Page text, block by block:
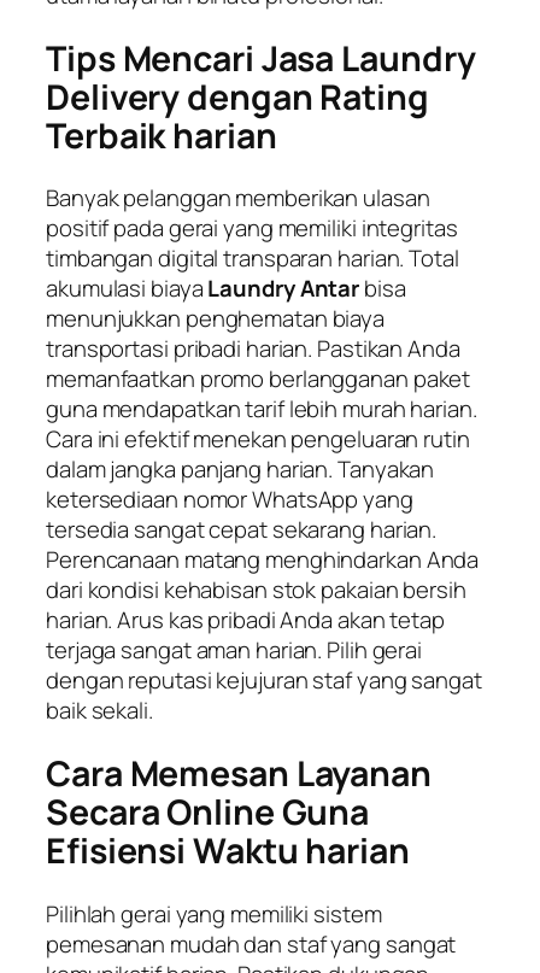
Tips Mencari Jasa Laundry
Delivery dengan Rating
Terbaik harian
Banyak pelanggan memberikan ulasan
positif pada gerai yang memiliki integritas
timbangan digital transparan harian. Total
akumulasi biayaLaundry Antarbisa
menunjukkan penghematan biaya
transportasi pribadi harian. Pastikan Anda
memanfaatkan promo berlangganan paket
guna mendapatkan tarif lebih murah harian.
Cara ini efektif menekan pengeluaran rutin
dalam jangka panjang harian. Tanyakan
ketersediaan nomor WhatsApp yang
tersedia sangat cepat sekarang harian.
Perencanaan matang menghindarkan Anda
dari kondisi kehabisan stok pakaian bersih
harian. Arus kas pribadi Anda akan tetap
terjaga sangat aman harian. Pilih gerai
dengan reputasi kejujuran staf yang sangat
baik sekali.
Cara Memesan Layanan
Secara Online Guna
Efisiensi Waktu harian
Pilihlah gerai yang memiliki sistem
pemesanan mudah dan staf yang sangat